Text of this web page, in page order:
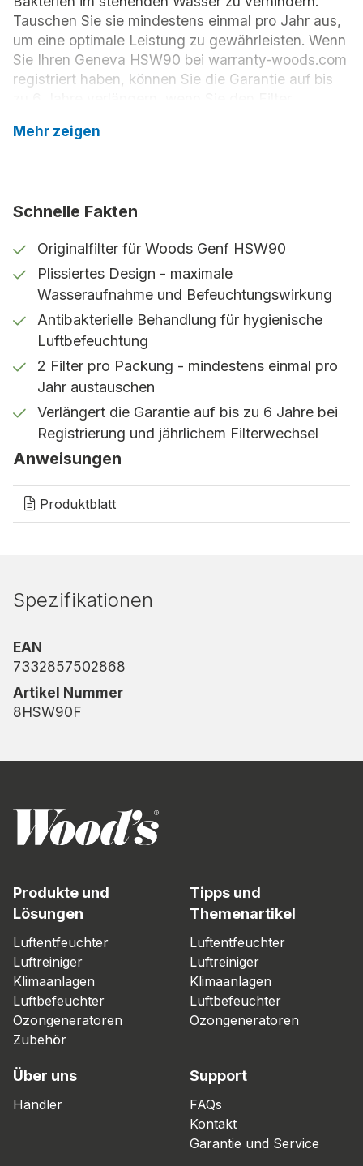
Tauschen Sie sie mindestens einmal pro Jahr aus,
um eine optimale Leistung zu gewährleisten. Wenn
Sie Ihren Geneva HSW90 bei warranty-woods.com
registriert haben, können Sie die Garantie auf bis
Mehr zeigen
Schnelle Fakten
Originalfilter für Woods Genf HSW90
Plissiertes Design - maximale
Wasseraufnahme und Befeuchtungswirkung
Antibakterielle Behandlung für hygienische
Luftbefeuchtung
2 Filter pro Packung - mindestens einmal pro
Jahr austauschen
Verlängert die Garantie auf bis zu 6 Jahre bei
Registrierung und jährlichem Filterwechsel
Anweisungen
Produktblatt
Spezifikationen
EAN
7332857502868
Artikel Nummer
8HSW90F
Produkte und
Lösungen
Luftentfeuchter
Luftreiniger
Klimaanlagen
Luftbefeuchter
Ozongeneratoren
Zubehör
Tipps und
Themenartikel
Luftentfeuchter
Luftreiniger
Klimaanlagen
Luftbefeuchter
Ozongeneratoren
Über uns
Händler
Support
FAQs
Kontakt
Garantie und Service